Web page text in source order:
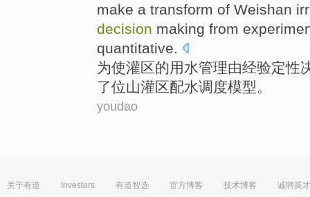
make a transform of Weishan
decision making from
quantitative.
为使灌区的用水管理由经验定性
了位山灌区配水调度模型。
youdao
关于有道 Investors 有道智选 官方博客 技术博客 诚聘英才